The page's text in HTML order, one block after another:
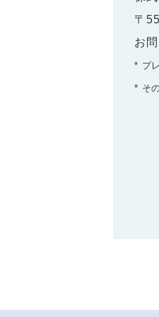
〒
お
* プ
* そ